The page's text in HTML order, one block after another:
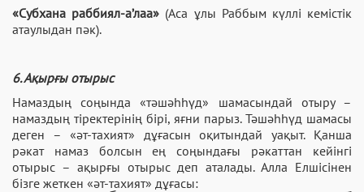
«Субхана раббиял-а’лаа» (Аса ұлы Раббым күллі кемістік
атаулыдан пәк).
6. Ақырғы отырыс
Намаздың соңында «тәшәһһүд» шамасындай отыру –
намаздың тіректерінің бірі, яғни парыз. Тәшәһһүд шамасы
деген – «әт-тахият» дұғасын оқитындай уақыт. Қанша
рәкат намаз болсын ең соңындағы рәкаттан кейінгі
отырыс – ақырғы отырыс деп аталады. Алла Елшісінен
бізге жеткен «әт-тахият» дұғасы: